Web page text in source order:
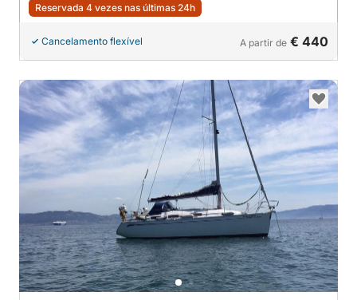
Reservada 4 vezes nas últimas 24h
Cancelamento flexível A partir de € 440